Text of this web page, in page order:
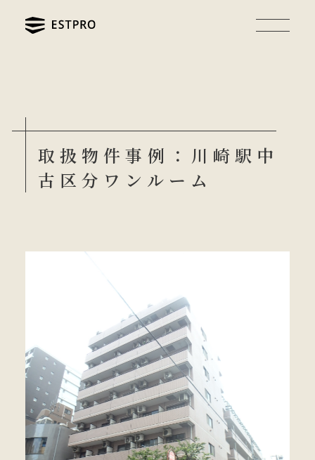
取扱物件事例：川崎駅中
古区分ワンルーム